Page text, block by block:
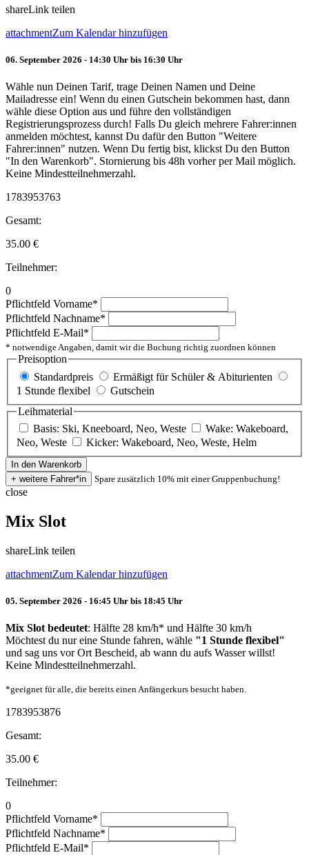
shareLink teilen
attachmentZum Kalendar hinzufügen
06. September 2026 - 14:30 Uhr bis 16:30 Uhr
Wähle nun Deinen Tarif, trage Deinen Namen und Deine
Mailadresse ein! Wenn du einen Gutschein bekommen hast, dann
wähle diese Option aus und führe den vollständigen
Registrierungsprozess durch! Falls Du gleich mehrere Fahrer:innen
anmelden möchtest, kannst Du dafür den Button "Weitere
Fahrer:innen" nutzen. Wenn Du fertig bist, klickst Du den Button
"In den Warenkorb". Stornierung bis 48h vorher per Mail möglich.
Keine Mindestteilnehmerzahl.
1783953763
Gesamt:
35.00 €
Teilnehmer:
0
Pflichtfeld Vorname*
Pflichtfeld Nachname*
Pflichtfeld E-Mail*
* notwendige Angaben, damit wir die Buchung richtig zuordnen können
Preisoption
Standardpreis
Ermäßigt für Schüler & Abiturienten
1 Stunde flexibel
Gutschein
Leihmaterial
Basis: Ski, Kneeboard, Neo, Weste
Wake: Wakeboard,
Neo, Weste
Kicker: Wakeboard, Neo, Weste, Helm
Spare zusätzlich 10% mit einer Gruppenbuchung!
close
Mix Slot
shareLink teilen
attachmentZum Kalendar hinzufügen
05. September 2026 - 16:45 Uhr bis 18:45 Uhr
Mix Slot bedeutet: Hälfte 28 km/h* und Hälfte 30 km/h
Möchtest du nur eine Stunde fahren, wähle "1 Stunde flexibel"
und sag uns vor Ort Bescheid, ab wann du aufs Wasser willst!
Keine Mindestteilnehmerzahl.
*geeignet für alle, die bereits einen Anfängerkurs besucht haben.
1783953876
Gesamt:
35.00 €
Teilnehmer:
0
Pflichtfeld Vorname*
Pflichtfeld Nachname*
Pflichtfeld E-Mail*